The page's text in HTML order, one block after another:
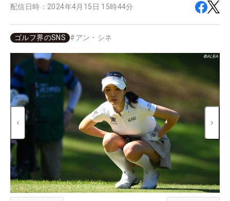
配信日時： 2024年4月15日 15時44分
ゴルフ界のSNS #アン・シネ